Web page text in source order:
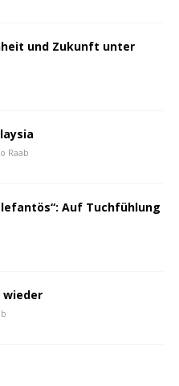
und Zukunft unter
Raab
Auf Tuchfühlung
wieder